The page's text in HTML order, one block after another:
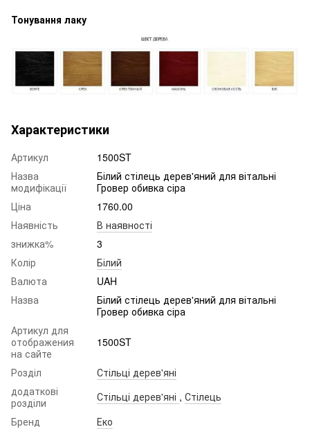
Тонування лаку
Характеристики
Артикул
1500ST
Назва
модифікації
Білий стілець дерев'яний для вітальні
Гровер обивка сіра
Ціна
1760.00
Наявність
В наявності
знижка%
3
Колір
Білий
Валюта
UAH
Назва
Білий стілець дерев'яний для вітальні
Гровер обивка сіра
Артикул для
отображения
на сайте
1500ST
Розділ
Стільці дерев'яні
додаткові
розділи
Стільці дерев'яні , Стілець
Бренд
Еко